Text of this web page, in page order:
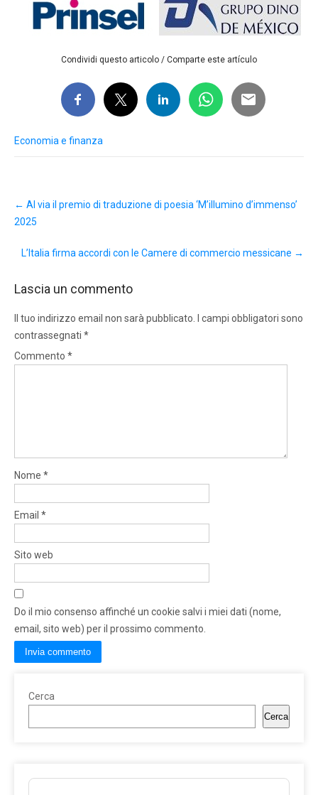
Condividi questo articolo / Comparte este artículo
Economia e finanza
navigation
← Al via il premio di traduzione di poesia ‘M’illumino d’immenso’
2025
L’Italia firma accordi con le Camere di commercio messicane →
Lascia un commento
Il tuo indirizzo email non sarà pubblicato.
I campi obbligatori sono
contrassegnati *
Commento *
Nome *
Email *
Sito web
Do il mio consenso affinché un cookie salvi i miei dati (nome,
email, sito web) per il prossimo commento.
Cerca
Cerca